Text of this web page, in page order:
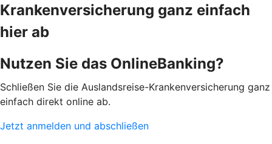
Krankenversicherung ganz einfach
hier ab
Nutzen Sie das OnlineBanking?
Schließen Sie die Auslandsreise-Krankenversicherung ganz
einfach direkt online ab.
Jetzt anmelden und abschließen